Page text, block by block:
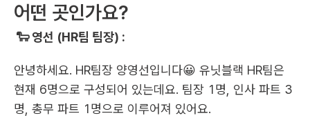
어떤 곳인가요?
🐑 영선 (HR팀 팀장) :
안녕하세요. HR팀장 양영선입니다😀 유닛블랙 HR팀은
현재 6명으로 구성되어 있는데요. 팀장 1명, 인사 파트 3
명, 총무 파트 1명으로 이루어져 있어요.